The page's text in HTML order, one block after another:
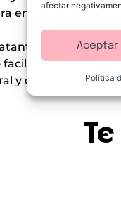
afectar
Aceptar
Política
en
gel ligero y no
suaviza y
un acabado
y divertido, con